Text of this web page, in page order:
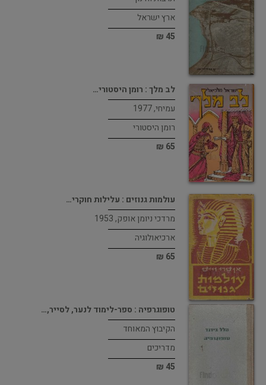
ארץ ישראל
45 ₪
לב מלך : רומן היסטורי…
עמיחי, 1977
רומן היסטורי
65 ₪
עולמות גנוזים : עלילות חוקרי…
מרדכי ניומן אופק, 1953
ארכיאולוגיה
65 ₪
טופוגרפיה : ספר-לימוד לנער, לסייר,…
הקיבוץ המאוחד
מדריכים
45 ₪